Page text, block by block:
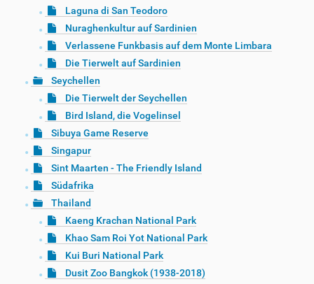
Laguna di San Teodoro
Nuraghenkultur auf Sardinien
Verlassene Funkbasis auf dem Monte Limbara
Die Tierwelt auf Sardinien
Seychellen
Die Tierwelt der Seychellen
Bird Island, die Vogelinsel
Sibuya Game Reserve
Singapur
Sint Maarten - The Friendly Island
Südafrika
Thailand
Kaeng Krachan National Park
Khao Sam Roi Yot National Park
Kui Buri National Park
Dusit Zoo Bangkok (1938-2018)